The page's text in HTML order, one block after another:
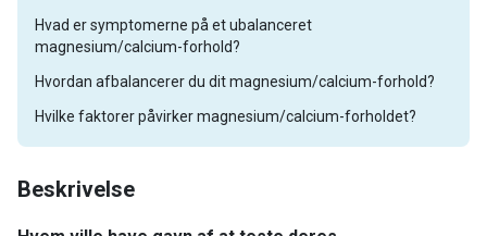
Beskrivelse
Hvad er symptomerne på et ubalanceret
magnesium/calcium-forhold?
Hvordan afbalancerer du dit magnesium/calcium-forhold?
Hvilke faktorer påvirker magnesium/calcium-forholdet?